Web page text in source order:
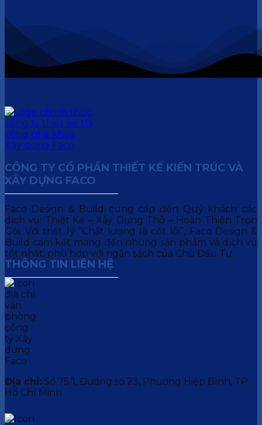
CÔNG TY CỔ PHẦN THIẾT KẾ KIẾN TRÚC VÀ
XÂY DỰNG FACO
Faco Design & Build cung cấp đến Quý khách các
dịch vụ: Thiết Kế – Xây Dựng Thô – Hoàn Thiện Trọn
Gói. Với triết lý “Chất lượng là cốt lõi”, Faco Design &
Build cam kết mang đến những sản phẩm và dịch vụ
tốt nhất, phù hợp với ngân sách của Chủ Đầu Tư.
THÔNG TIN LIÊN HỆ
Địa chỉ: Số 75/1, Đường số 23, Phường Hiệp Bình, TP.
Hồ Chí Minh